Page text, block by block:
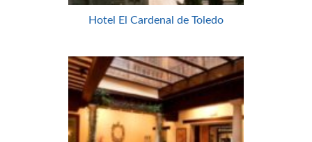
Hotel El Cardenal de Toledo